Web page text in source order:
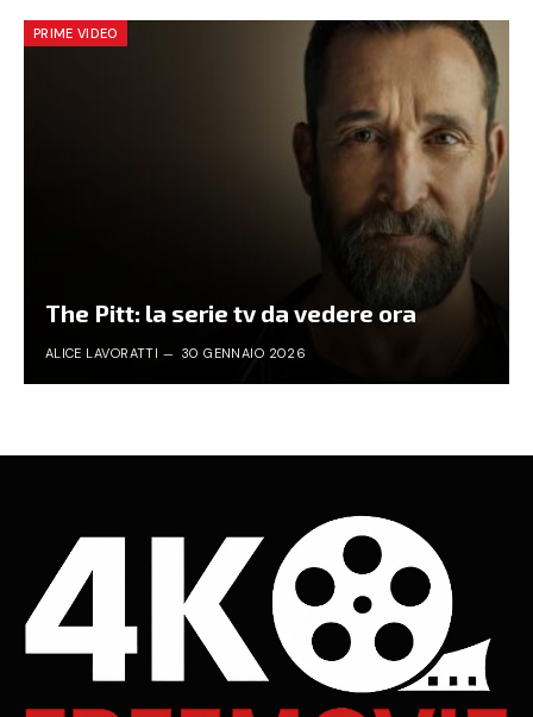
PRIME VIDEO
The Pitt: la serie tv da vedere ora
ALICE LAVORATTI 30 GENNAIO 2026